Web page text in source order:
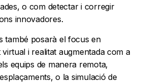
o com detectar i corregir
innovadores.
també posarà el focus en
i realitat augmentada com a
equips de manera remota,
o la simulació de